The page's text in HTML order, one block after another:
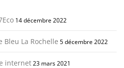
14 décembre 2022
Bleu La Rochelle 5 décembre 2022
internet23 mars 2021